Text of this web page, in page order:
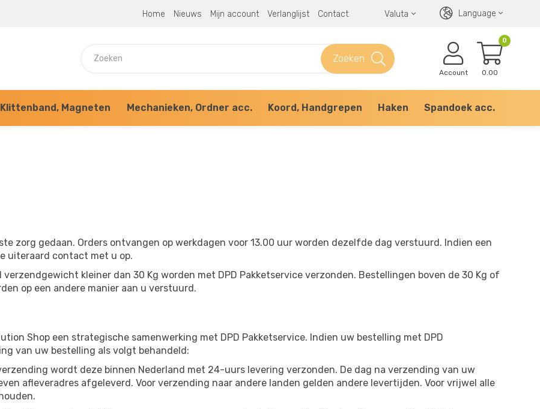
Language
Valuta
Home Nieuws Mijn account Verlanglijst Contact
Zoeken
0
0.00
Account
Klittenband, Magneten Mechanieken, Ordner acc. Koord, Handgrepen Haken Spandoek acc.
zorg gedaan. Orders ontvangen op werkdagen voor 13.00 uur worden dezelfde dag verstuurd. Indien een
uiteraard contact met u op.
kleiner dan 30 Kg worden met DPD Pakketservice verzonden. Bestellingen boven de 30 Kg of
op een andere manier aan u verstuurd.
Shop een strategische samenwerking met DPD Pakketservice. Indien uw bestelling met DPD
van uw bestelling als volgt behandeld:
wordt deze binnen Nederland met 24-uurs levering verzonden. De dag na verzending van uw
afleveradres afgeleverd. Voor verzending naar andere landen gelden andere levertijden. Voor vrijwel alle